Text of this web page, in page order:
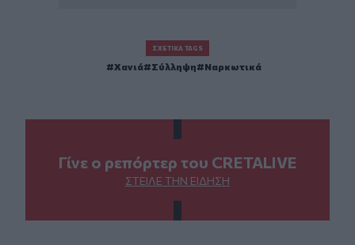
ΣΧΕΤΙΚΆ TAGS
Χανιά Σύλληψη Ναρκωτικά
Γίνε ο ρεπόρτερ του CRETALIVE
ΣΤΕΊΛΕ ΤΗΝ ΕΊΔΗΣΗ